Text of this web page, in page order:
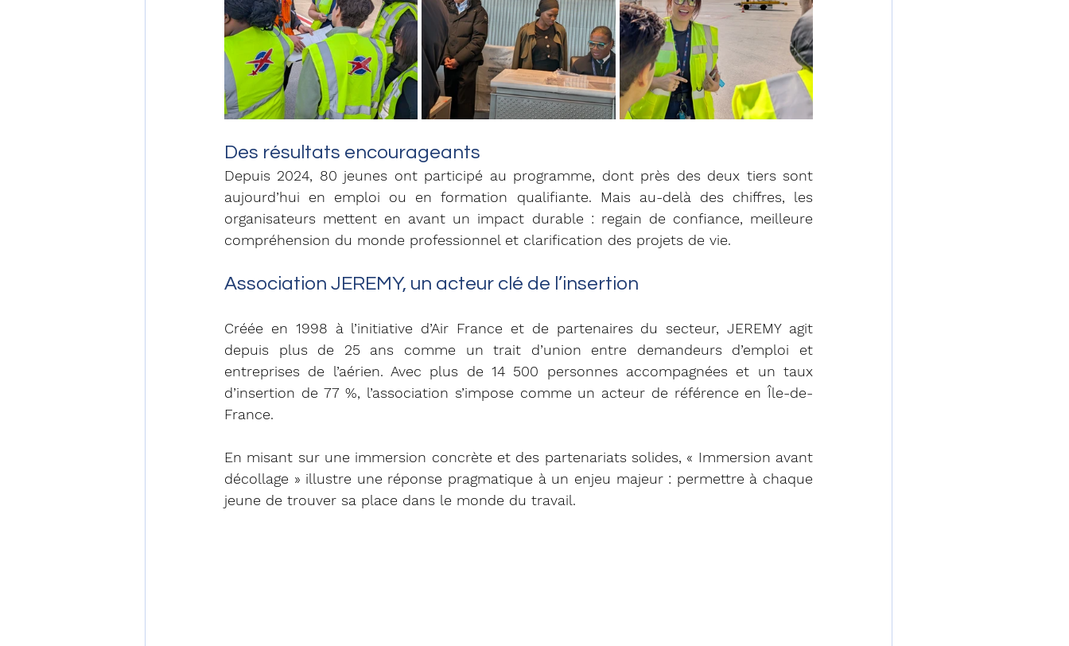
Des résultats encourageants
Depuis 2024, 80 jeunes ont participé au programme, dont près des deux tiers sont
aujourd’hui en emploi ou en formation qualifiante. Mais au-delà des chiffres, les
organisateurs mettent en avant un impact durable : regain de confiance, meilleure
compréhension du monde professionnel et clarification des projets de vie.
Association JEREMY, un acteur clé de l’insertion
Créée en 1998 à l’initiative d’Air France et de partenaires du secteur, JEREMY agit
depuis plus de 25 ans comme un trait d’union entre demandeurs d’emploi et
entreprises de l’aérien. Avec plus de 14 500 personnes accompagnées et un taux
d’insertion de 77 %, l’association s’impose comme un acteur de référence en Île-de-
France.
En misant sur une immersion concrète et des partenariats solides, « Immersion avant
décollage » illustre une réponse pragmatique à un enjeu majeur : permettre à chaque
jeune de trouver sa place dans le monde du travail.